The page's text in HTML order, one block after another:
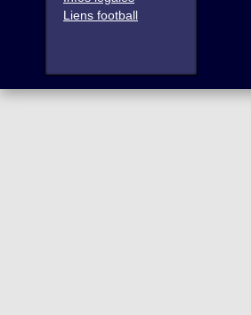
Liens football